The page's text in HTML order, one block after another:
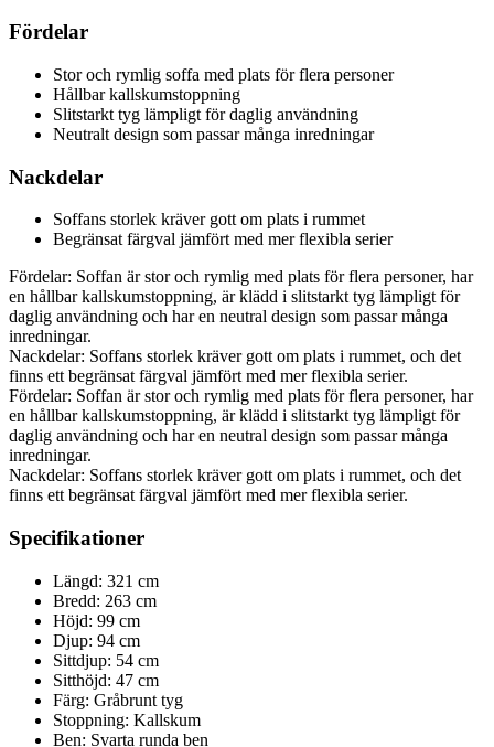
Fördelar
Stor och rymlig soffa med plats för flera personer
Hållbar kallskumstoppning
Slitstarkt tyg lämpligt för daglig användning
Neutralt design som passar många inredningar
Nackdelar
Soffans storlek kräver gott om plats i rummet
Begränsat färgval jämfört med mer flexibla serier
Fördelar: Soffan är stor och rymlig med plats för flera personer, har
en hållbar kallskumstoppning, är klädd i slitstarkt tyg lämpligt för
daglig användning och har en neutral design som passar många
inredningar.
Nackdelar: Soffans storlek kräver gott om plats i rummet, och det
finns ett begränsat färgval jämfört med mer flexibla serier.
Fördelar: Soffan är stor och rymlig med plats för flera personer, har
en hållbar kallskumstoppning, är klädd i slitstarkt tyg lämpligt för
daglig användning och har en neutral design som passar många
inredningar.
Nackdelar: Soffans storlek kräver gott om plats i rummet, och det
finns ett begränsat färgval jämfört med mer flexibla serier.
Specifikationer
Längd: 321 cm
Bredd: 263 cm
Höjd: 99 cm
Djup: 94 cm
Sittdjup: 54 cm
Sitthöjd: 47 cm
Färg: Gråbrunt tyg
Stoppning: Kallskum
Ben: Svarta runda ben